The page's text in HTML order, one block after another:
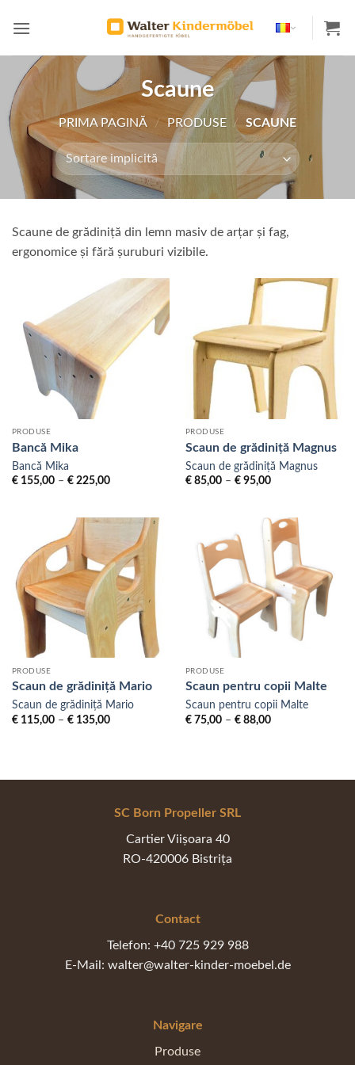
Scaune
PRIMA PAGINĂ / PRODUSE / SCAUNE
Scaune de grădiniță din lemn masiv de arțar și fag,
ergonomice și fără șuruburi vizibile.
PRODUSE
Bancă Mika
Bancă Mika
€155,00 – €225,00Interval
€ 225,00
PRODUSE
Scaun de grădiniță Magnus
Scaun de grădiniță Magnus
€85,00 – €95,00Interval
până
€ 95,00
PRODUSE
Scaun de grădiniță Mario
Scaun de grădiniță Mario
€115,00 – €135,00Interval
€ 135,00
PRODUSE
Scaun pentru copii Malte
Scaun pentru copii Malte
€75,00 – €88,00Interval
€ 88,00
SC Born Propeller SRL
Cartier Viișoara 40
RO-420006 Bistrița
Contact
Telefon: +40 725 929 988
E-Mail: walter@walter-kinder-moebel.de
Navigare
Produse